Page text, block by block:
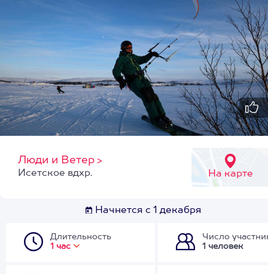
Люди и Ветер >
На карте
Исетское вдхр.
Начнется с 1 декабря
Длительность
1 час
Число
1 человек